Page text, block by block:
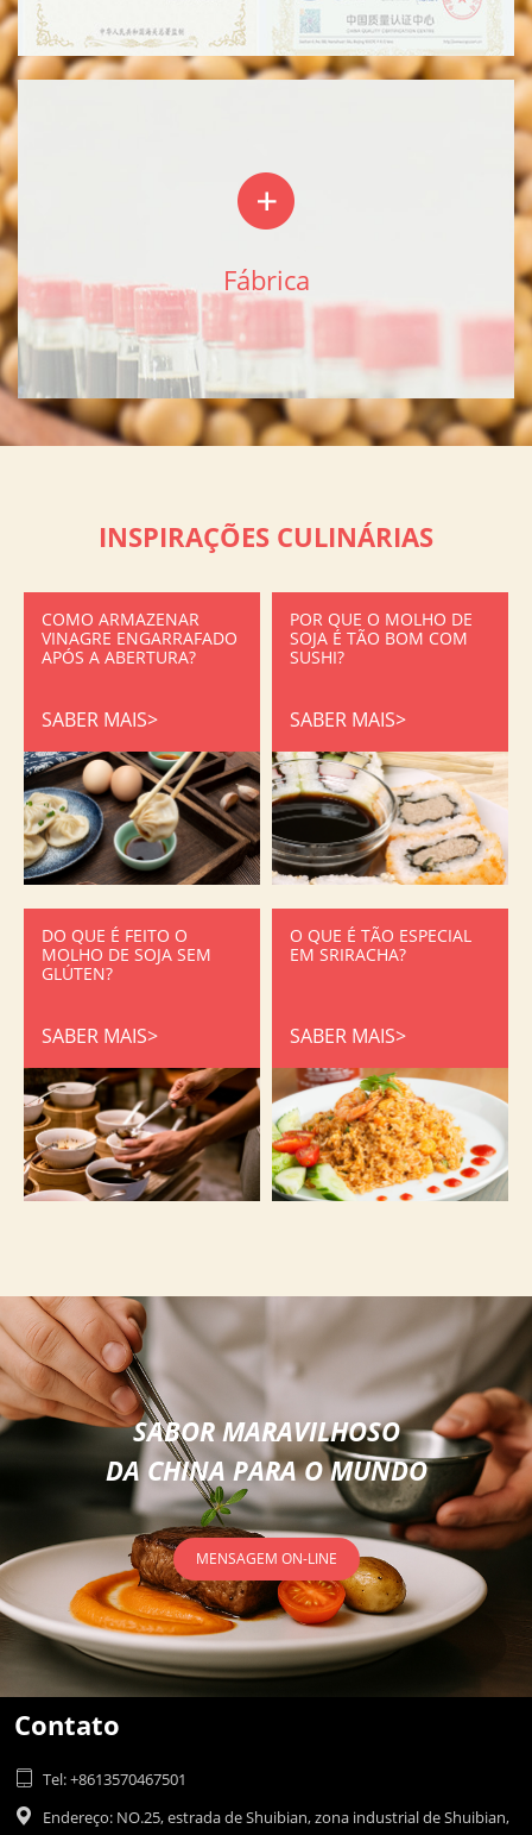
Fábrica
INSPIRAÇÕES CULINÁRIAS
COMO ARMAZENAR
VINAGRE ENGARRAFADO
APÓS A ABERTURA?
SABER MAIS>
POR QUE O MOLHO DE
SOJA É TÃO BOM COM
SUSHI?
SABER MAIS>
DO QUE É FEITO O
MOLHO DE SOJA SEM
GLÚTEN?
SABER MAIS>
O QUE É TÃO ESPECIAL
EM SRIRACHA?
SABER MAIS>
SABOR MARAVILHOSO
DA CHINA PARA O MUNDO
MENSAGEM ON-LINE
Contato
 Tel: +8613570467501

Endereço: NO.25, estrada de Shuibian, zona industrial de Shuibian,